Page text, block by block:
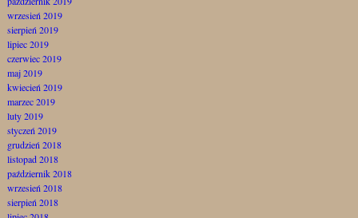
wrzesień 2019
sierpień 2019
lipiec 2019
czerwiec 2019
maj 2019
kwiecień 2019
marzec 2019
luty 2019
styczeń 2019
grudzień 2018
listopad 2018
październik 2018
wrzesień 2018
sierpień 2018